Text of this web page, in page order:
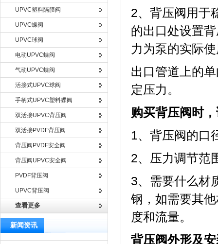
UPVC塑料隔膜阀
UPVC蝶阀
UPVC球阀
电动UPVC蝶阀
气动UPVC蝶阀
活接式UPVC球阀
手柄式UPVC塑料蝶阀
双活接UPVC背压阀
双活接PVDF背压阀
背压阀PVDF安全阀
背压阀UPVC安全阀
PVDF背压阀
UPVC背压阀
查看更多
新闻资讯
2、背压阀用于
的出口处设置
力为泵的实际
出口管道上的
定压力。
购买背压阀时
1、背压阀的口
2、压力调节范
3、需要什么材
钢，如需要其
度和流量。
背压阀外形及